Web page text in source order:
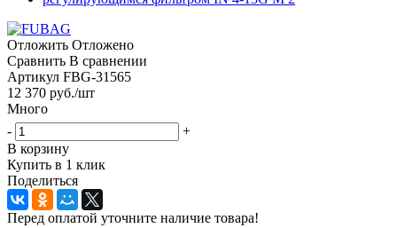
Отложить Отложено
Сравнить В сравнении
Артикул FBG-31565
12 370 руб./шт
Много
-
+
В корзину
Купить в 1 клик
Поделиться
Перед оплатой уточните наличие товара!